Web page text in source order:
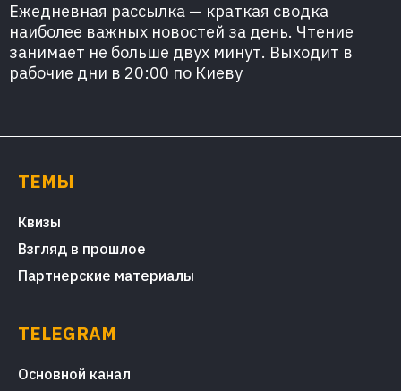
Ежедневная рассылка — краткая сводка
наиболее важных новостей за день. Чтение
занимает не больше двух минут. Выходит в
рабочие дни в 20:00 по Киеву
ТЕМЫ
Квизы
Взгляд в прошлое
Партнерские материалы
TELEGRAM
Основной канал